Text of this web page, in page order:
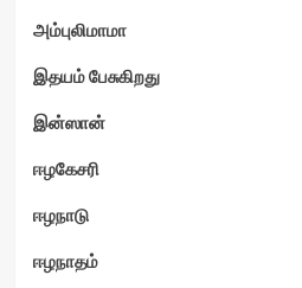
அம்புலிமாமா
இதயம் பேசுகிறது
இன்ஸான்
ஈழகேசரி
ஈழநாடு
ஈழநாதம்